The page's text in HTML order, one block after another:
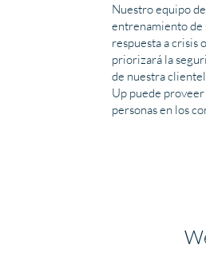
Nuestro equipo
entrenamiento de
respuesta a crisis
priorizará la
de nuestra
Up puede
personas en los